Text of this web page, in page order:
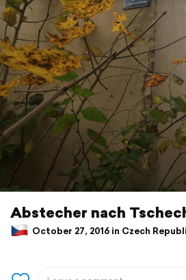
Abstecher nach
October 27, 2016 in Czech